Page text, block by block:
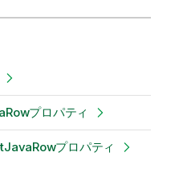
プロパティ
プロパティ